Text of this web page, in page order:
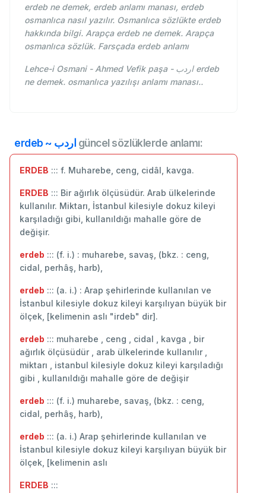
erdeb ne demek, erdeb anlamı manası, erdeb
osmanlıca nasıl yazılır. Osmanlıca sözlükte erdeb
hakkında bilgi. Arapça erdeb ne demek. Arapça
osmanlıca sözlük. Farsçada erdeb anlamı
Lehce-i Osmani - Ahmed Vefik paşa - اردب erdeb
ne demek. osmanlıca yazılışı anlamı manası..
erdeb ~ اردب güncel sözlüklerde anlamı:
ERDEB ::: f. Muharebe, ceng, cidâl, kavga.
ERDEB ::: Bir ağırlık ölçüsüdür. Arab ülkelerinde
kullanılır. Miktarı, İstanbul kilesiyle dokuz kileyi
karşıladığı gibi, kullanıldığı mahalle göre de
değişir.
erdeb ::: (f. i.) : muharebe, savaş, (bkz. : ceng,
cidal, perhâş, harb),
erdeb ::: (a. i.) : Arap şehirlerinde kullanılan ve
İstanbul kilesiyle dokuz kileyi karşılıyan büyük bir
ölçek, [kelimenin aslı "irdeb" dir].
erdeb ::: muharebe , ceng , cidal , kavga , bir
ağırlık ölçüsüdür , arab ülkelerinde kullanılır ,
miktarı , istanbul kilesiyle dokuz kileyi karşıladığı
gibi , kullanıldığı mahalle göre de değişir
erdeb ::: (f. i.) muharebe, savaş, (bkz. : ceng,
cidal, perhâş, harb),
erdeb ::: (a. i.) Arap şehirlerinde kullanılan ve
İstanbul kilesiyle dokuz kileyi karşılıyan büyük bir
ölçek, [kelimenin aslı
ERDEB :::